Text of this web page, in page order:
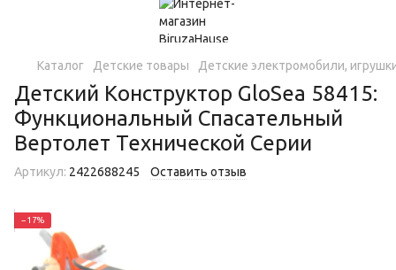
Каталог Детские товары Детские электромобили,
Детский Конструктор GloSea 58415:
Функциональный Спасательный
Вертолет Технической Серии
Артикул: 2422688245 Оставить отзыв
−17%